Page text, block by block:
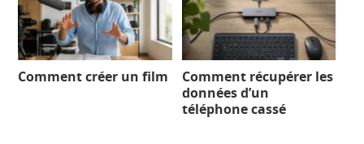
Comment créer un film
Comment récupérer les
données d’un
téléphone cassé